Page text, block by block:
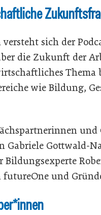
sich der
die Zukunft der
Thema
wie Bildung,
Gabriele Gottwald-
Bildungsexperte
futureOne und